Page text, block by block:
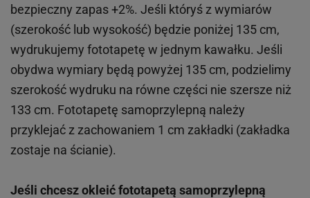
bezpieczny zapas +2%. Jeśli któryś z wymiarów
(szerokość lub wysokość) będzie poniżej 135 cm,
wydrukujemy fototapetę w jednym kawałku. Jeśli
obydwa wymiary będą powyżej 135 cm, podzielimy
szerokość wydruku na równe części nie szersze niż
133 cm. Fototapetę samoprzylepną należy
przyklejać z zachowaniem 1 cm zakładki (zakładka
zostaje na ścianie).
Jeśli chcesz okleić fototapetą samoprzylepną